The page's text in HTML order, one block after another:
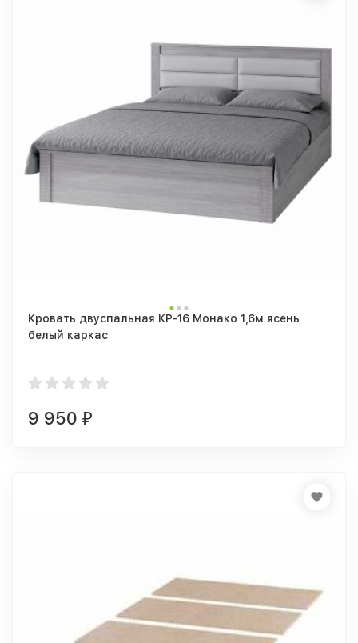
Кровать двуспальная КР-16 Монако 1,6м ясень
белый каркас
9 950 ₽